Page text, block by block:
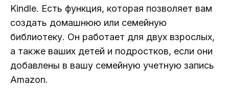
Kindle. Есть функция, которая позволяет вам
создать домашнюю или семейную
библиотеку. Он работает для двух взрослых,
а также ваших детей и подростков, если они
добавлены в вашу семейную учетную запись
Amazon.